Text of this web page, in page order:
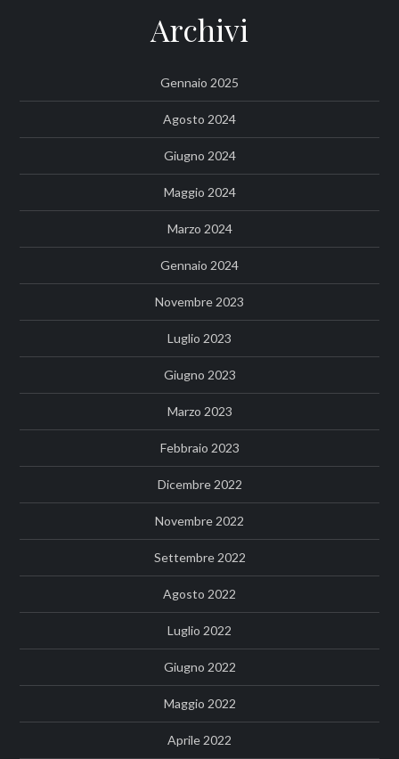
Archivi
Gennaio 2025
Agosto 2024
Giugno 2024
Maggio 2024
Marzo 2024
Gennaio 2024
Novembre 2023
Luglio 2023
Giugno 2023
Marzo 2023
Febbraio 2023
Dicembre 2022
Novembre 2022
Settembre 2022
Agosto 2022
Luglio 2022
Giugno 2022
Maggio 2022
Aprile 2022